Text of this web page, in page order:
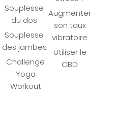
Souplesse
du dos
Souplesse
des jambes
Challenge
Yoga
Workout
Augmenter
son taux
vibratoire
Utiliser le
CBD